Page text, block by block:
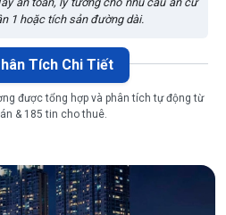
1 hoặc tích sản đường dài.
Tích Chi Tiết
được tổng hợp và phân tích tự động từ
& 185 tin cho thuê.